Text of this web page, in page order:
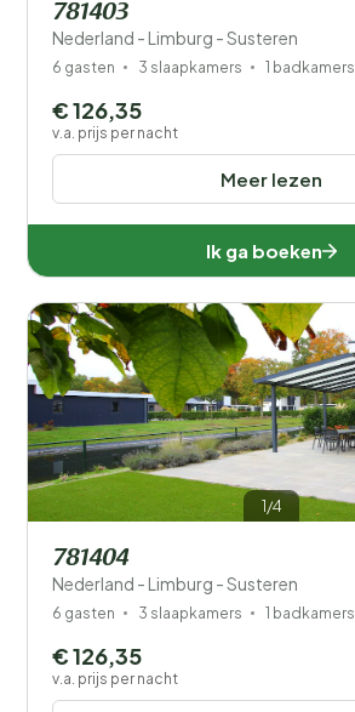
781403
Nederland - Limburg - Susteren
6 gasten 3 slaapkamers 1 badkamers
Meer lezen
€ 126,35
v.a. prijs per nacht
Ik ga boeken
1/4
781404
Nederland - Limburg - Susteren
6 gasten 3 slaapkamers 1 badkamers
€ 126,35
v.a. prijs per nacht